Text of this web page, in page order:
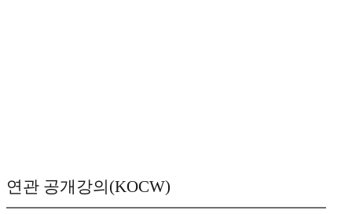
연관 공개강의(KOCW)